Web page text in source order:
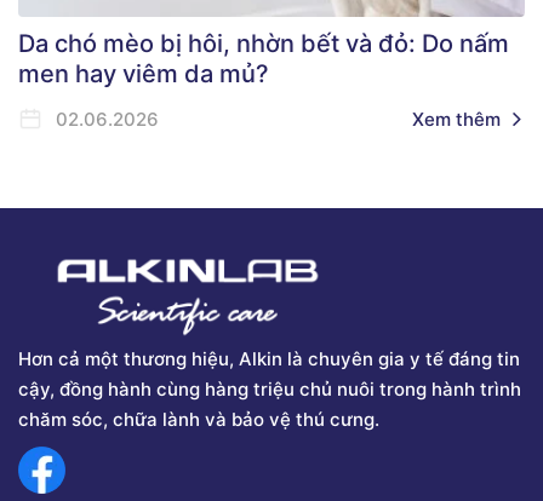
Da chó mèo bị hôi, nhờn bết và đỏ: Do nấm
men hay viêm da mủ?
02.06.2026 Xem thêm
Hơn cả một thương hiệu, Alkin là chuyên gia y tế đáng tin
cậy, đồng hành cùng hàng triệu chủ nuôi trong hành trình
chăm sóc, chữa lành và bảo vệ thú cưng.